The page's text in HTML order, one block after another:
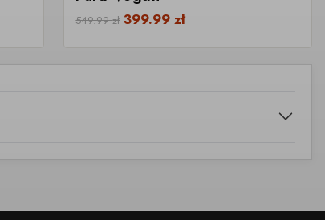
549.99zł 399.99zł